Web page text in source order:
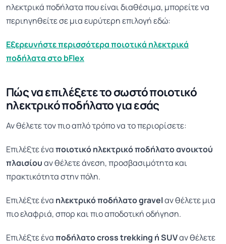
ηλεκτρικά ποδήλατα που είναι διαθέσιμα, μπορείτε να
περιηγηθείτε σε μια ευρύτερη επιλογή εδώ:
Εξερευνήστε περισσότερα ποιοτικά ηλεκτρικά
ποδήλατα στο bFlex
Πώς να επιλέξετε το σωστό ποιοτικό
ηλεκτρικό ποδήλατο για εσάς
Αν θέλετε τον πιο απλό τρόπο να το περιορίσετε:
Επιλέξτε έναποιοτικό ηλεκτρικό ποδήλατο ανοικτού
πλαισίουαν θέλετε άνεση, προσβασιμότητα και
πρακτικότητα στην πόλη.
Επιλέξτε ένα ηλεκτρικό ποδήλατο gravelαν θέλετε μια
πιο ελαφριά, σπορ και πιο αποδοτική οδήγηση.
Επιλέξτε έναποδήλατο cross trekking ή SUVαν θέλετε